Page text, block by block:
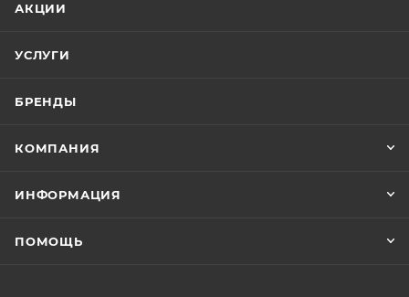
АКЦИИ
УСЛУГИ
БРЕНДЫ
КОМПАНИЯ
ИНФОРМАЦИЯ
ПОМОЩЬ